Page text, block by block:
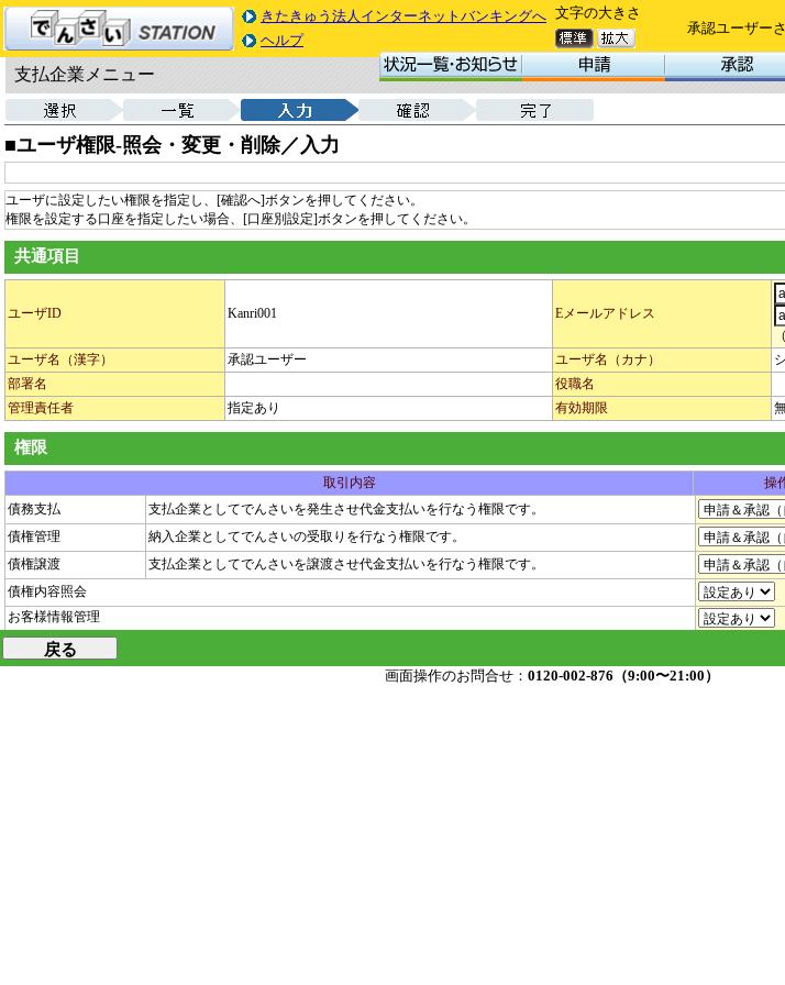
きたきゅう法人インターネットバンキングへ
ヘルプ
文字の大きさ
承認ユーザー
支払企業メニュー
■ユーザ権限‐照会・変更・削除／入力
ユーザに設定したい権限を指定し、[確認へ]ボタンを押してください。
権限を設定する口座を指定したい場合、[口座別設定]ボタンを押してください。
共通項目
ユーザID Kanri001
Eメールアドレス
ユーザ名（漢字）
承認ユーザー ユーザ名（カナ）
部署名
役職名
管理責任者
指定あり 有効期限
権限
取引内容 操
債務支払
支払企業としてでんさいを発生させ代金支払いを行なう権限です。
債権管理
納入企業としてでんさいの受取りを行なう権限です。
債権譲渡
支払企業としてでんさいを譲渡させ代金支払いを行なう権限です。
債権内容照会
お客様情報管理
ユーザID登録
画面操作のお問合せ： 0120-002-876（9:00〜21:00）